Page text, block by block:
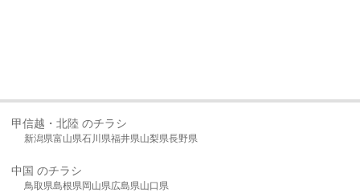
甲信越・北陸 のチラシ
新潟県富山県石川県福井県山梨県長野県
中国 のチラシ
鳥取県島根県岡山県広島県山口県